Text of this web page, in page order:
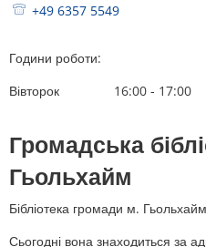
+49 6357 5549
Години роботи:
Вівторок
16:00 - 17:00
Громадська
Гьольхайм
Бібліотека громади м.
Сьогодні вона знаходиться за